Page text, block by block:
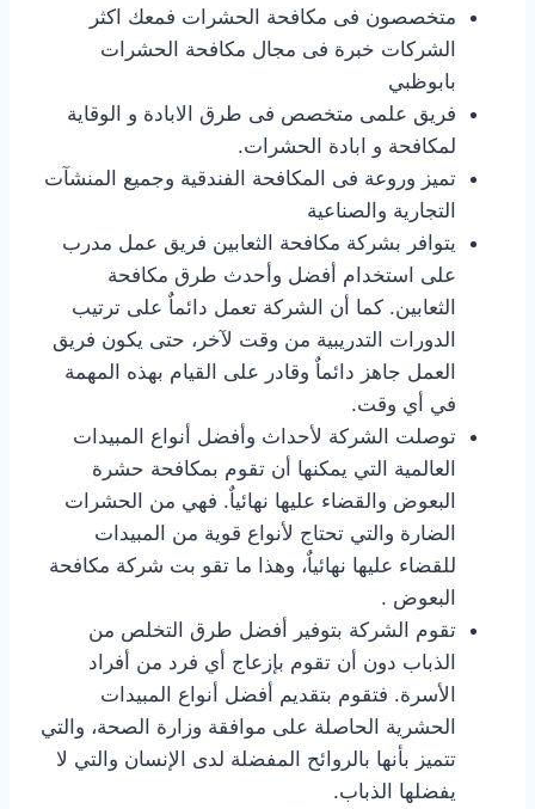
متخصصون فى مكافحة الحشرات فمعك اكثر
الشركات خبرة فى مجال مكافحة الحشرات
بابوظبي
فريق علمى متخصص فى طرق الابادة و الوقاية
لمكافحة و ابادة الحشرات.
تميز وروعة فى المكافحة الفندقية وجميع المنشآت
التجارية والصناعية
يتوافر بشركة مكافحة الثعابين فريق عمل مدرب
على استخدام أفضل وأحدث طرق مكافحة
الثعابين. كما أن الشركة تعمل دائماٌ على ترتيب
الدورات التدريبية من وقت لآخر، حتى يكون فريق
العمل جاهز دائماٌ وقادر على القيام بهذه المهمة
في أي وقت.
توصلت الشركة لأحداث وأفضل أنواع المبيدات
العالمية التي يمكنها أن تقوم بمكافحة حشرة
البعوض والقضاء عليها نهائياٌ. فهي من الحشرات
الضارة والتي تحتاج لأنواع قوية من المبيدات
للقضاء عليها نهائياٌ، وهذا ما تقو بت شركة مكافحة
البعوض .
تقوم الشركة بتوفير أفضل طرق التخلص من
الذباب دون أن تقوم بإزعاج أي فرد من أفراد
الأسرة. فتقوم بتقديم أفضل أنواع المبيدات
الحشرية الحاصلة على موافقة وزارة الصحة، والتي
تتميز بأنها بالروائح المفضلة لدى الإنسان والتي لا
يفضلها الذباب.